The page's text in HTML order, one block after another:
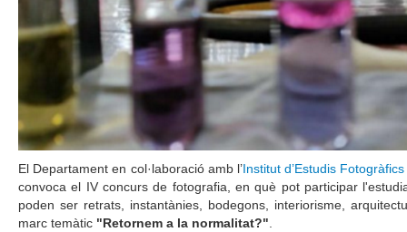
El Departament en col·laboració amb l’Institut d’Estudis
convoca el IV concurs de fotografia, en què pot participar
poden ser retrats, instantànies, bodegons, interiorisme,
marc temàtic "Retornem a la normalitat?"